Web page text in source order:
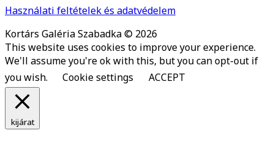
Használati feltételek és adatvédelem
Kortárs Galéria Szabadka © 2026
This website uses cookies to improve your experience.
We'll assume you're ok with this, but you can opt-out if
you wish.
Cookie settings ACCEPT
kijárat